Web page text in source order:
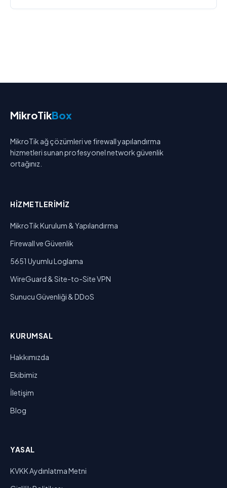
MikroTikBox
MikroTik ağ çözümleri ve firewall yapılandırma
hizmetleri sunan profesyonel network güvenlik
ortağınız.
HIZMETLERIMIZ
MikroTik Kurulum & Yapılandırma
Firewall ve Güvenlik
5651 Uyumlu Loglama
WireGuard & Site-to-Site VPN
Sunucu Güvenliği & DDoS
KURUMSAL
Hakkımızda
Ekibimiz
İletişim
Blog
YASAL
KVKK Aydınlatma Metni